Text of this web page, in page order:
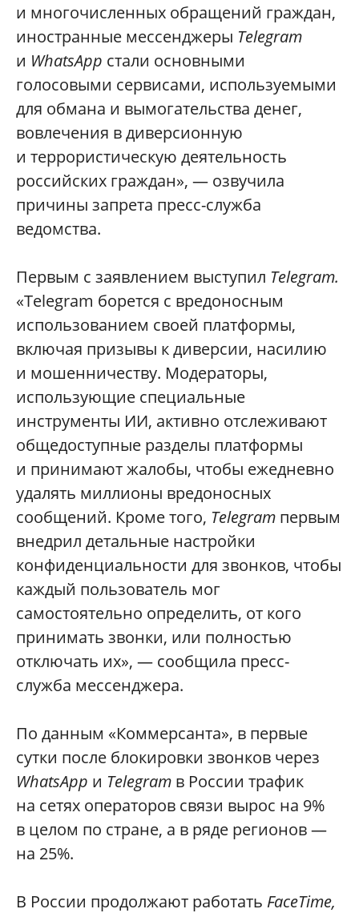
и многочисленных обращений граждан,
иностранные мессенджеры Telegram
и WhatsApp стали основными
голосовыми сервисами, используемыми
для обмана и вымогательства денег,
вовлечения в диверсионную
и террористическую деятельность
российских граждан», — озвучила
причины запрета пресс-служба
ведомства.
Первым с заявлением выступил Telegram.
«Telegram борется с вредоносным
использованием своей платформы,
включая призывы к диверсии, насилию
и мошенничеству. Модераторы,
использующие специальные
инструменты ИИ, активно отслеживают
общедоступные разделы платформы
и принимают жалобы, чтобы ежедневно
удалять миллионы вредоносных
сообщений. Кроме того, Telegram первым
внедрил детальные настройки
конфиденциальности для звонков, чтобы
каждый пользователь мог
самостоятельно определить, от кого
принимать звонки, или полностью
отключать их», — сообщила пресс-
служба мессенджера.
По данным «Коммерсанта», в первые
сутки после блокировки звонков через
WhatsApp и Telegram в России трафик
на сетях операторов связи вырос на 9%
в целом по стране, а в ряде регионов —
на 25%.
В России продолжают работать FaceTime,